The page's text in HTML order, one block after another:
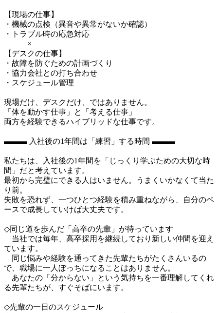
【現場の仕事】
・機械の点検（異音や異常がないか確認）
・トラブル時の応急対応
×
【デスクの仕事】
・故障を防ぐための計画づくり
・協力会社との打ち合わせ
・スケジュール管理
現場だけ、デスクだけ、ではありません。
「体を動かす仕事」と「考える仕事」
両方を経験できるハイブリッドな仕事です。
▬▬▬ 入社後の1年間は「練習」する時間 ▬▬▬
私たちは、入社後の1年間を「じっくり学ぶための大切な時
間」だと考えています。
最初から完璧にできる人はいません。うまくいかなくて当た
り前。
失敗を恐れず、一つひとつ経験を積み重ねながら、自分のペ
ースで成長していけば大丈夫です。
◇同じ道を歩んだ「高卒の先輩」が待っています
当社では毎年、高卒採用を継続しており新しい仲間を迎え
ています。
同じ悩みや経験を通ってきた先輩たちがたくさんいるの
で、職場に一人ぼっちになることはありません。
あなたの「分からない」という気持ちを一番理解してくれ
る先輩たちが、すぐそばにいます。
◇先輩の一日のスケジュール